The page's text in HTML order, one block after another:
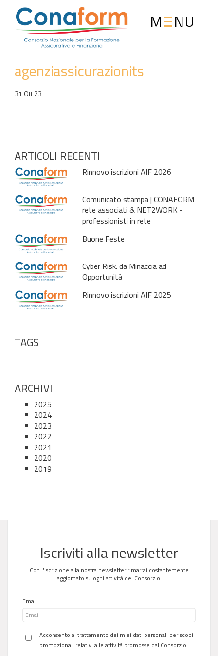
M NU
agenziassicurazionits
31 Ott 23
ARTICOLI RECENTI
Rinnovo iscrizioni AIF 2026
Comunicato stampa | CONAFORM
rete associati & NET2WORK -
professionisti in rete
Buone Feste
Cyber Risk: da Minaccia ad
Opportunità
Rinnovo iscrizioni AIF 2025
TAGS
ARCHIVI
2025
2024
2023
2022
2021
2020
2019
Iscriviti alla newsletter
Con l'iscrizione alla nostra newsletter rimarrai costantemente
aggiornato su ogni attività del Consorzio.
Email
Acconsento al trattamento dei miei dati personali per scopi
promozionali relativi alle attività promosse dal Consorzio.